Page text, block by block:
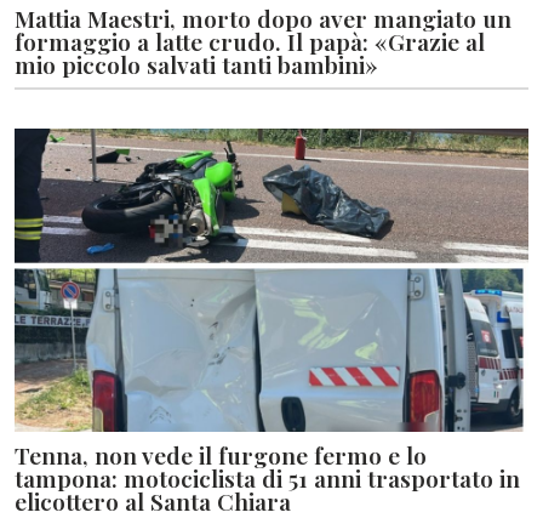
Mattia Maestri, morto dopo aver mangiato un
formaggio a latte crudo. Il papà: «Grazie al
mio piccolo salvati tanti bambini»
Tenna, non vede il furgone fermo e lo
tampona: motociclista di 51 anni trasportato in
elicottero al Santa Chiara